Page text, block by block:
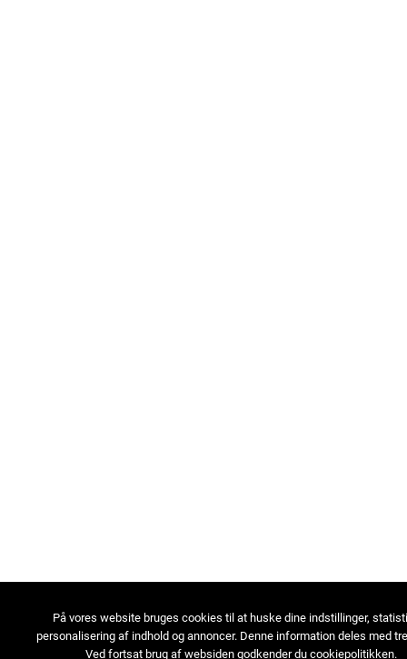
På vores website bruges cookies til at huske dine indstillinger,
personalisering af indhold og annoncer. Denne information deles med
Ved fortsat brug af websiden godkender du cookiepolitikken.